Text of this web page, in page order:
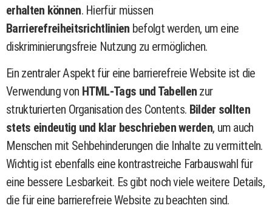
erhalten können. Hierfür müssen
Barrierefreiheitsrichtlinien befolgt werden, um eine
diskriminierungsfreie Nutzung zu ermöglichen.
Ein zentraler Aspekt für eine barrierefreie Website ist die
Verwendung von HTML-Tags und Tabellen zur
strukturierten Organisation des Contents. Bilder sollten
stets eindeutig und klar beschrieben werden, um auch
Menschen mit Sehbehinderungen die Inhalte zu vermitteln.
Wichtig ist ebenfalls eine kontrastreiche Farbauswahl für
eine bessere Lesbarkeit. Es gibt noch viele weitere Details,
die für eine barrierefreie Website zu beachten sind.